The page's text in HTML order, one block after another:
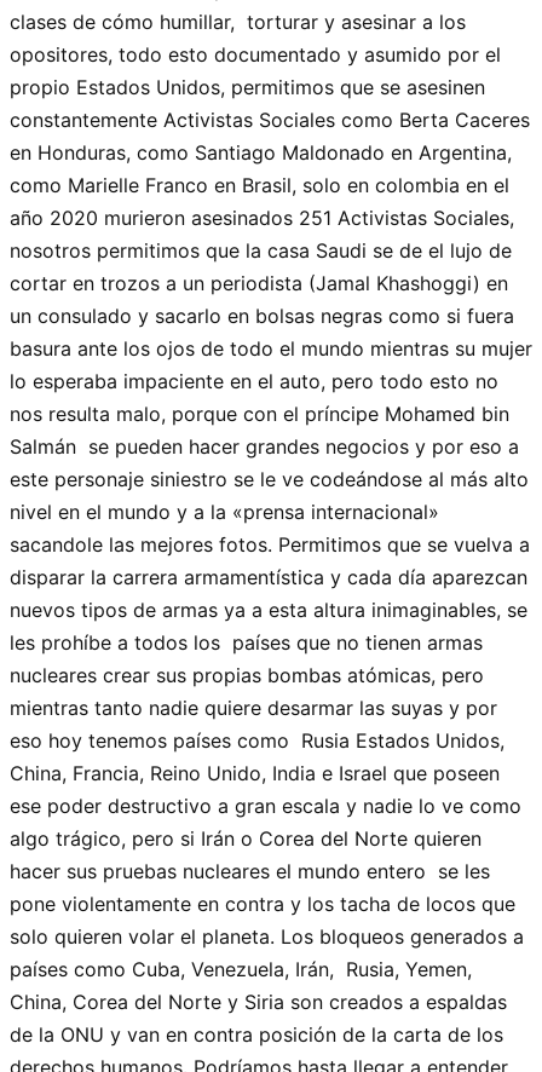
clases de cómo humillar, torturar y asesinar a los
opositores, todo esto documentado y asumido por el
propio Estados Unidos, permitimos que se asesinen
constantemente Activistas Sociales como Berta Caceres
en Honduras, como Santiago Maldonado en Argentina,
como Marielle Franco en Brasil, solo en colombia en el
año 2020 murieron asesinados 251 Activistas Sociales,
nosotros permitimos que la casa Saudi se de el lujo de
cortar en trozos a un periodista (Jamal Khashoggi) en
un consulado y sacarlo en bolsas negras como si fuera
basura ante los ojos de todo el mundo mientras su mujer
lo esperaba impaciente en el auto, pero todo esto no
nos resulta malo, porque con el príncipe Mohamed bin
Salmán se pueden hacer grandes negocios y por eso a
este personaje siniestro se le ve codeándose al más alto
nivel en el mundo y a la «prensa internacional»
sacandole las mejores fotos. Permitimos que se vuelva a
disparar la carrera armamentística y cada día aparezcan
nuevos tipos de armas ya a esta altura inimaginables, se
les prohíbe a todos los países que no tienen armas
nucleares crear sus propias bombas atómicas, pero
mientras tanto nadie quiere desarmar las suyas y por
eso hoy tenemos países como Rusia Estados Unidos,
China, Francia, Reino Unido, India e Israel que poseen
ese poder destructivo a gran escala y nadie lo ve como
algo trágico, pero si Irán o Corea del Norte quieren
hacer sus pruebas nucleares el mundo entero se les
pone violentamente en contra y los tacha de locos que
solo quieren volar el planeta. Los bloqueos generados a
países como Cuba, Venezuela, Irán, Rusia, Yemen,
China, Corea del Norte y Siria son creados a espaldas
de la ONU y van en contra posición de la carta de los
derechos humanos. Podríamos hasta llegar a entender